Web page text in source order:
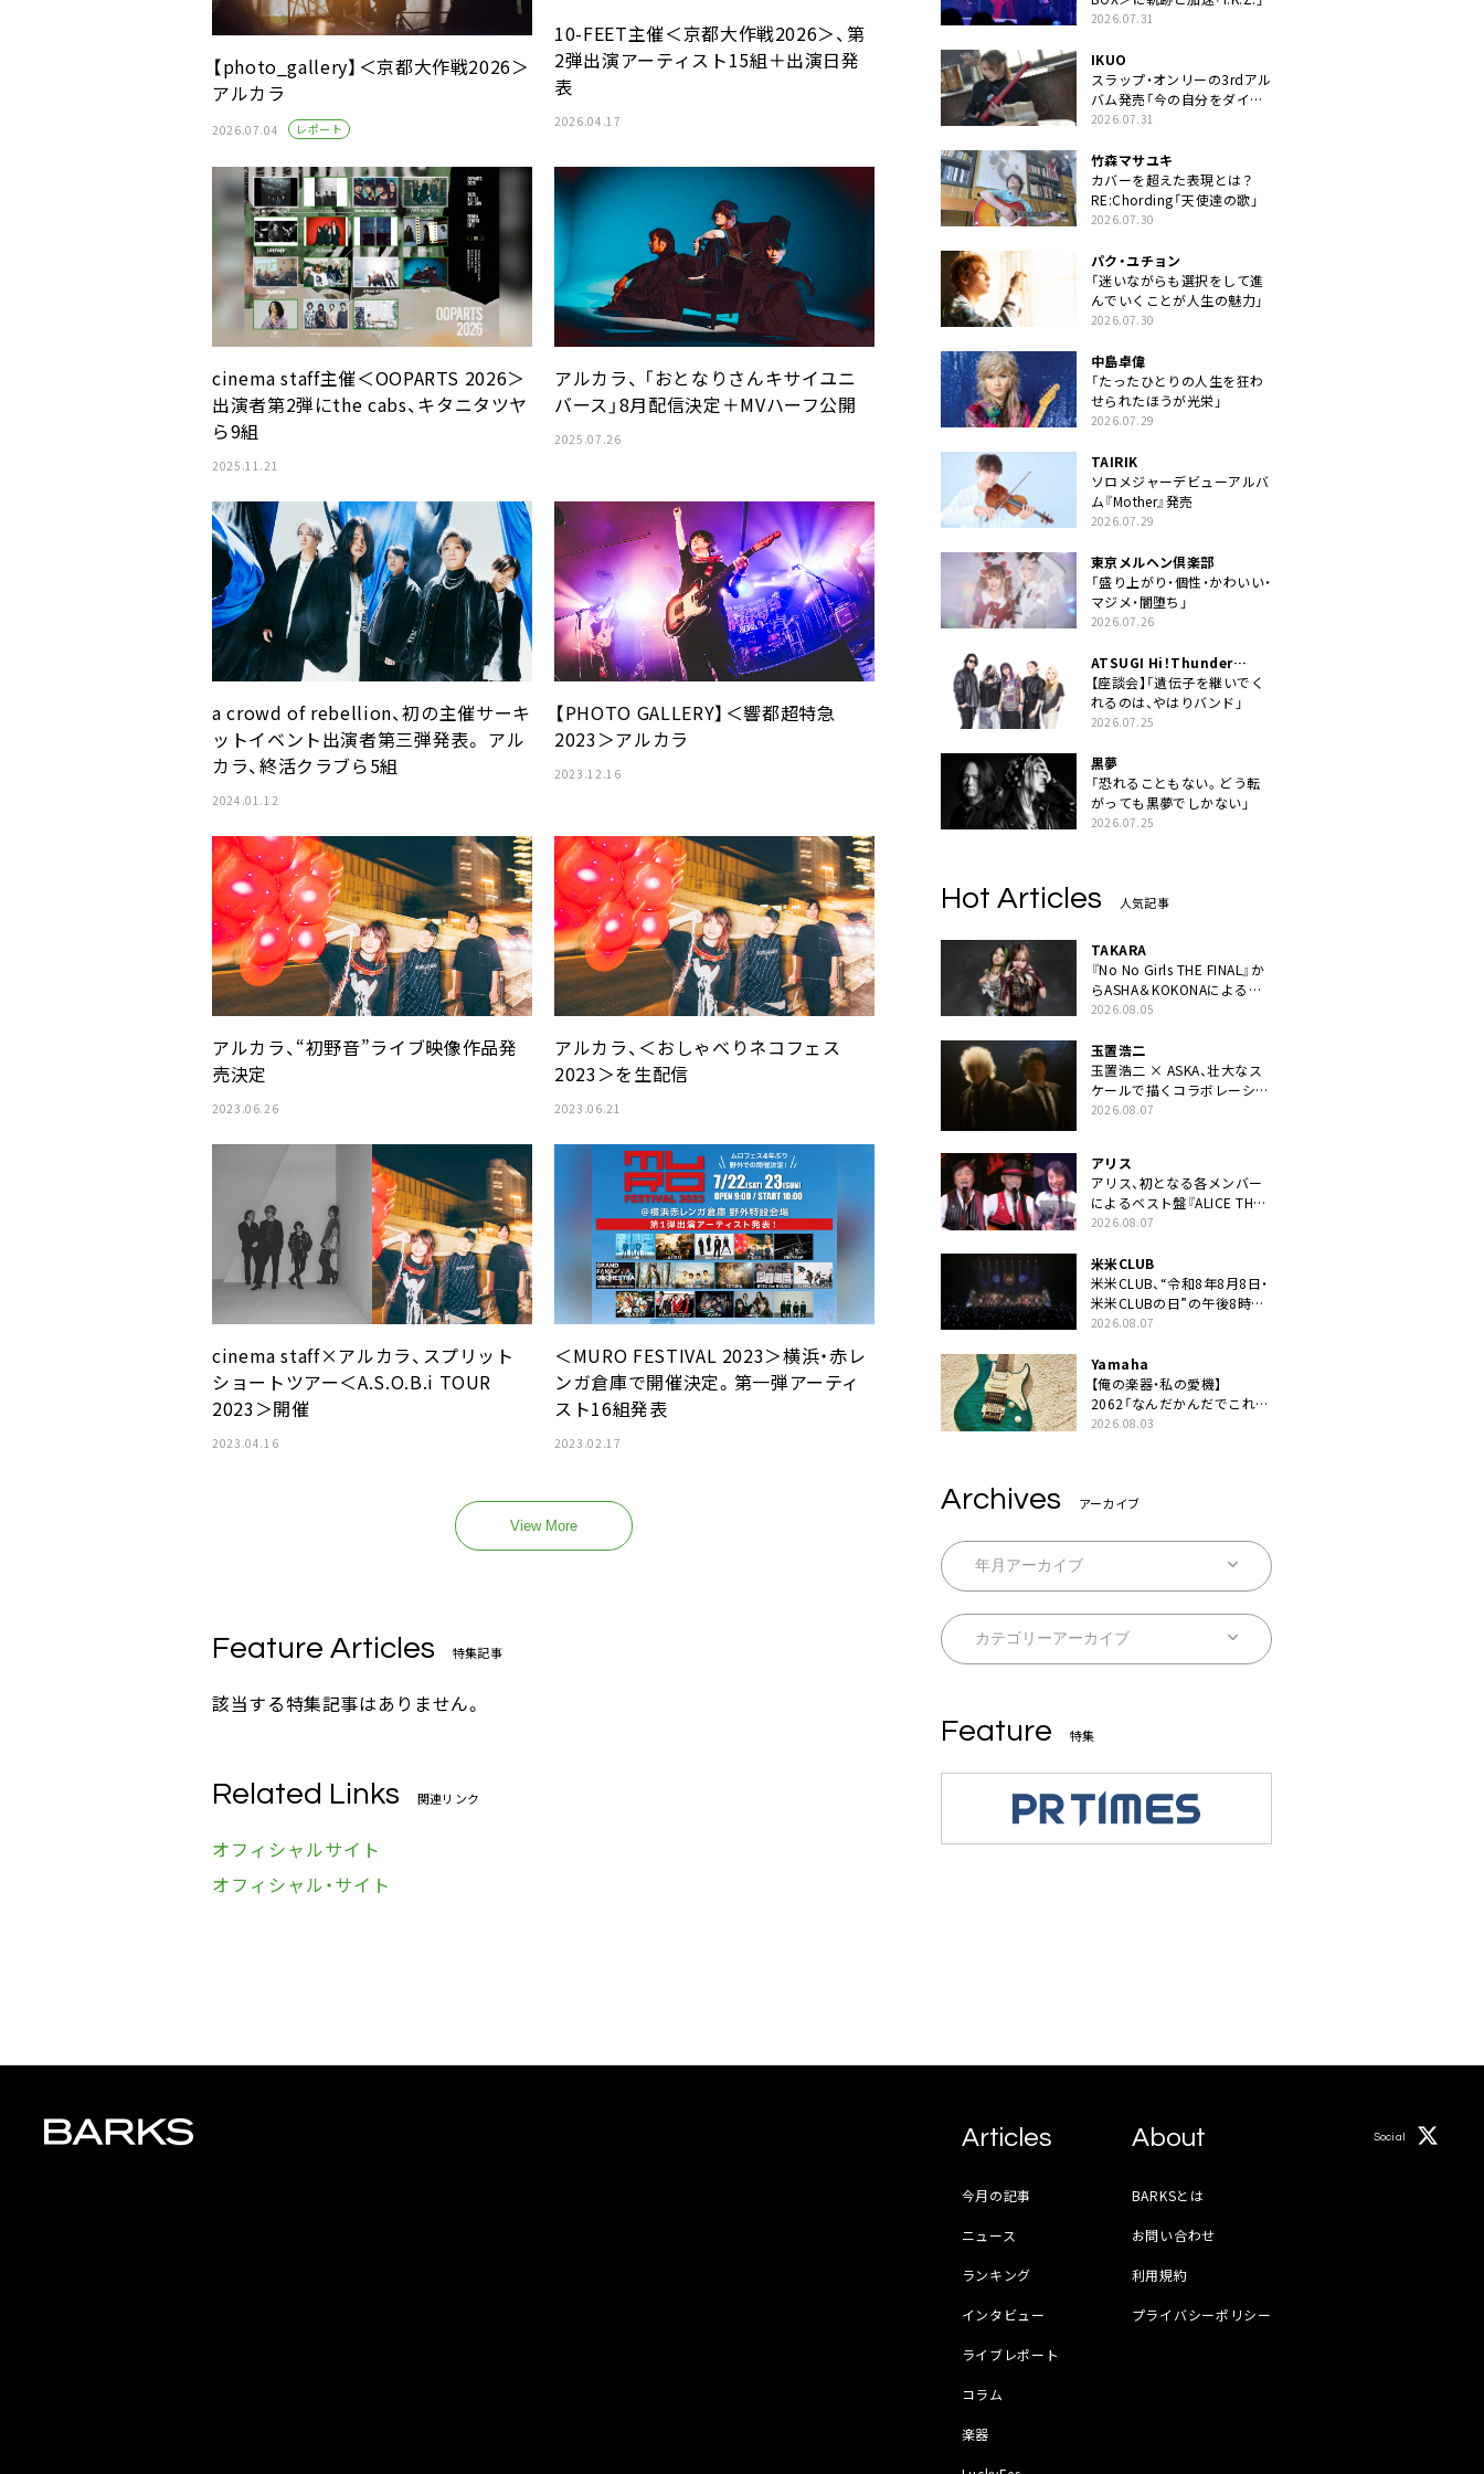
【photo_gallery】＜京都大作戦2026＞
アルカラ
2026.07.04 レポート
10-FEET主催＜京都大作戦2026＞、第
2弾出演アーティスト15組＋出演日発
表
2026.04.17
cinema staff主催＜OOPARTS 2026＞
出演者第2弾にthe cabs、キタニタツヤ
ら9組
2025.11.21
アルカラ、 「おとなりさんキサイユニ
バース」8月配信決定＋MVハーフ公開
2025.07.26
a crowd of rebellion、初の主催サーキ
ットイベント出演者第三弾発表。 アル
カラ、終活クラブら5組
2024.01.12
【PHOTO GALLERY】＜響都超特急
2023＞アルカラ
2023.12.16
アルカラ、“初野音”ライブ映像作品発
売決定
2023.06.26
アルカラ、＜おしゃべりネコフェス
2023＞を生配信
2023.06.21
cinema staff×アルカラ、スプリット
ショートツアー＜A.S.O.B.i TOUR
2023＞開催
2023.04.16
＜MURO FESTIVAL 2023＞横浜・赤レ
ンガ倉庫で開催決定。第一弾アーティ
スト16組発表
2023.02.17
View More
Feature Articles 特集記事
該当する特集記事はありません。
Related Links 関連リンク
オフィシャルサイト
オフィシャル・サイト
2026.07.31
IKUO
スラップ・オンリーの3rdアル
バム発売「今の自分をダイレ
クトに」
2026.07.31
竹森マサユキ
カバーを超えた表現とは？
RE:Chording「天使達の歌」
2026.07.30
パク・ユチョン
「迷いながらも選択をして進
んでいくことが人生の魅力」
2026.07.30
中島卓偉
「たったひとりの人生を狂わ
せられたほうが光栄」
2026.07.29
TAIRIK
ソロメジャーデビューアルバ
ム『Mother』発売
2026.07.29
東京メルヘン倶楽部
「盛り上がり・個性・かわいい・
マジメ・闇堕ち」
2026.07.26
ATSUGI Hi！Thunder
Rock Festival
【座談会】「遺伝子を継いでく
れるのは、やはりバンド」
2026.07.25
黒夢
「恐れることもない。どう転
がっても黒夢でしかない」
2026.07.25
Hot Articles 人気記事
TAKARA
『No No Girls THE FINAL』か
らASHA＆KOKONAによるユ
ニット・TAKARAがデビュー
2026.08.05
玉置浩二
玉置浩二 × ASKA、壮大なス
ケールで描くコラボレーショ
ン曲「音銀河」リリース決定。
2026.08.07
アリス
アリス、初となる各メンバー
によるベスト盤『ALICE THE
BEST “TORILOGY”』リリー
2026.08.07
米米CLUB
米米CLUB、“令和8年8月8日・
米米CLUBの日”の午後8時に
40周年ライブより「FANtachy
2026.08.07
Yamaha
【俺の楽器・私の愛機】
2062「なんだかんだでこれが
1番」
2026.08.03
Archives アーカイブ
Feature 特集
Articles
今月の記事
ニュース
ランキング
インタビュー
ライブレポート
コラム
楽器
About
BARKSとは
お問い合わせ
利用規約
プライバシーポリシー
Social